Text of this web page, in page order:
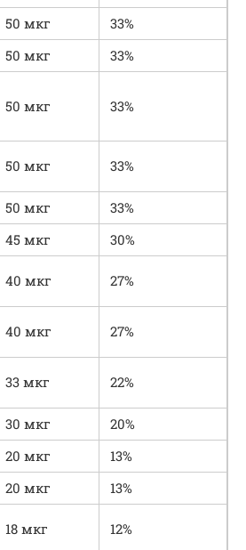
50 мкг
33%
50 мкг
33%
50 мкг 33%
50 мкг 33%
50 мкг
33%
45 мкг
30%
40 мкг 27%
40 мкг 27%
33 мкг 22%
30 мкг
20%
20 мкг
13%
20 мкг
13%
18 мкг 12%